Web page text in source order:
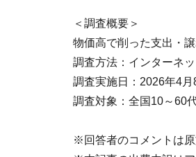
＜調査概要＞
物価高で削った支出・
調査方法：インターネ
調査実施日：2026年4月
調査対象：全国10～60
※回答者のコメントは原